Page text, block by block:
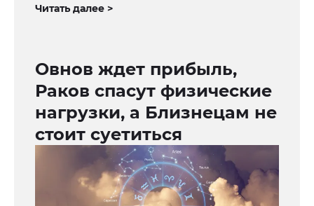
Читать далее >
Овнов ждет прибыль,
Раков спасут физические
нагрузки, а Близнецам не
стоит суетиться